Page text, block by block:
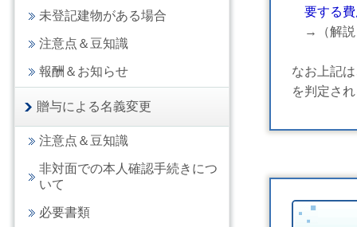
要する費
→（解説
なお上記
を判定さ
未登記建物がある場合
注意点＆豆知識
報酬＆お知らせ
贈与による名義変更
注意点＆豆知識
非対面での本人確認手続きにつ
いて
必要書類